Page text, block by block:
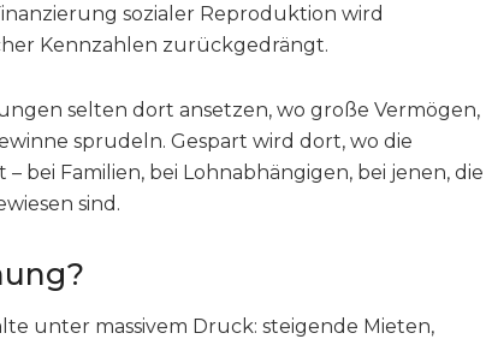
sozialer Reproduktion wird
Kennzahlen zurückgedrängt.
selten dort ansetzen, wo große Vermögen,
sprudeln. Gespart wird dort, wo die
bei Familien, bei Lohnabhängigen, bei jenen, die
sind.
unter massivem Druck: steigende Mieten,